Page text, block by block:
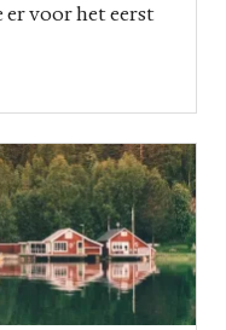
voor het eerst